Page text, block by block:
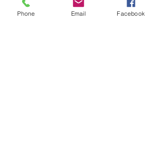
Phone Email Facebook